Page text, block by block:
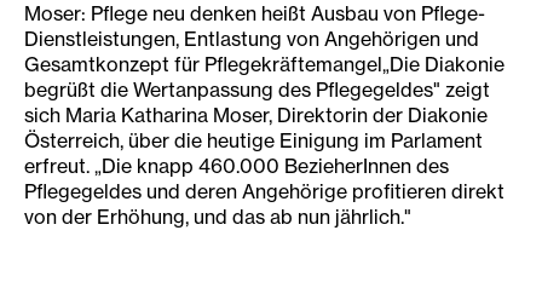
Moser: Pflege neu denken heißt Ausbau von Pflege-
Dienstleistungen, Entlastung von Angehörigen und
Gesamtkonzept für Pflegekräftemangel„Die Diakonie
begrüßt die Wertanpassung des Pflegegeldes" zeigt
sich Maria Katharina Moser, Direktorin der Diakonie
Österreich, über die heutige Einigung im Parlament
erfreut. „Die knapp 460.000 BezieherInnen des
Pflegegeldes und deren Angehörige profitieren direkt
von der Erhöhung, und das ab nun jährlich."